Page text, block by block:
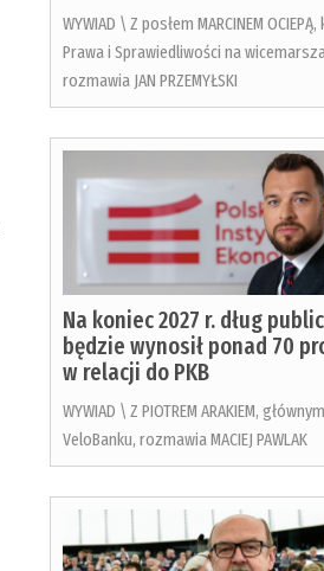
WYWIAD \ Z posłem MARCINEM
Prawa i Sprawiedliwości na
rozmawia JAN PRZEMYŁSKI
Na koniec 2027 r. dług
będzie wynosił ponad 70
w relacji do PKB
WYWIAD \ Z PIOTREM ARAKIEM,
VeloBanku, rozmawia MACIEJ PAWLAK